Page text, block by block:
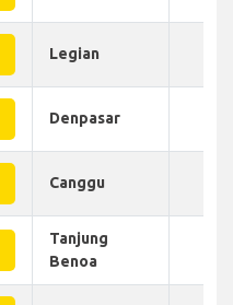
Legian
Denpasar
Canggu
Tanjung
Benoa